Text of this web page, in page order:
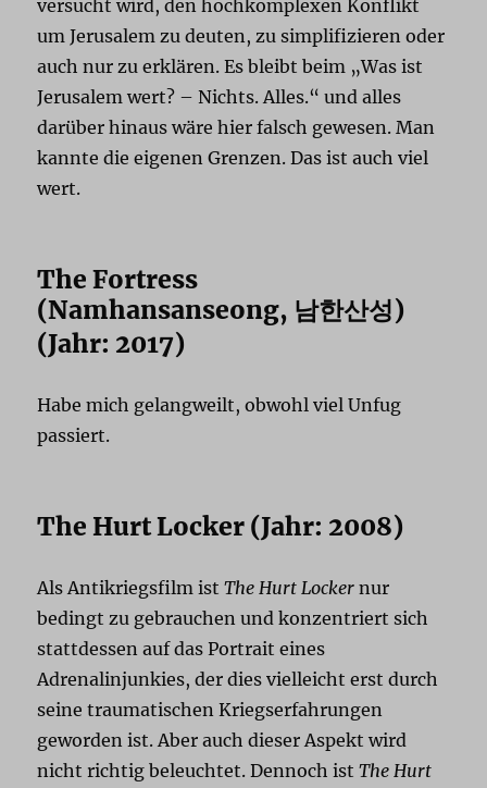
versucht wird, den hochkomplexen Konflikt
um Jerusalem zu deuten, zu simplifizieren oder
auch nur zu erklären. Es bleibt beim „Was ist
Jerusalem wert? – Nichts. Alles.“ und alles
darüber hinaus wäre hier falsch gewesen. Man
kannte die eigenen Grenzen. Das ist auch viel
wert.
The Fortress
(Namhansanseong, 남한산성)
(Jahr: 2017)
Habe mich gelangweilt, obwohl viel Unfug
passiert.
The Hurt Locker (Jahr: 2008)
Als Antikriegsfilm istThe Hurt Locker nur
bedingt zu gebrauchen und konzentriert sich
stattdessen auf das Portrait eines
Adrenalinjunkies, der dies vielleicht erst durch
seine traumatischen Kriegserfahrungen
geworden ist. Aber auch dieser Aspekt wird
nicht richtig beleuchtet. Dennoch istThe Hurt